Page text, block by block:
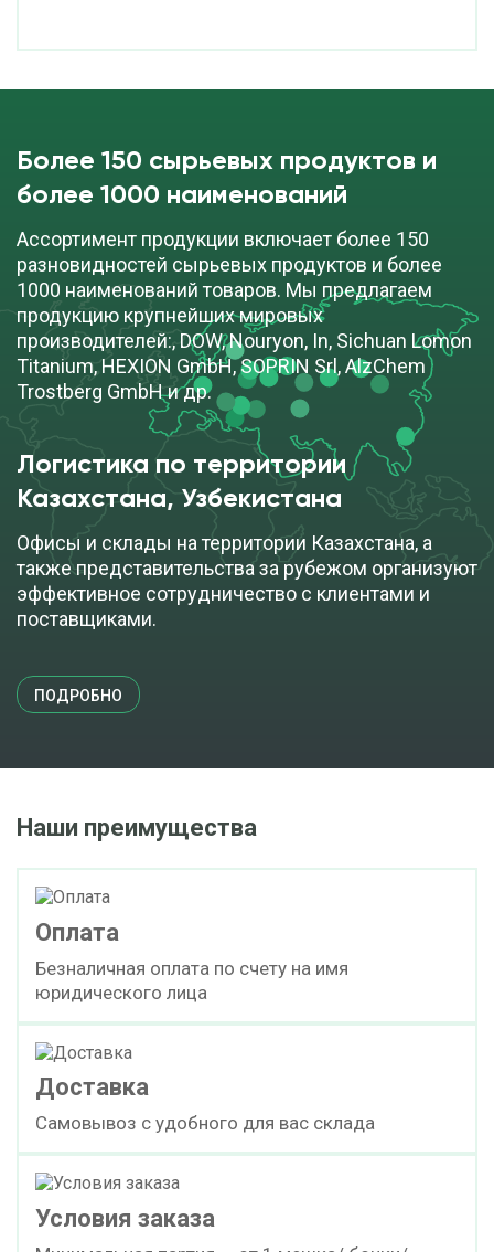
Более 150 сырьевых продуктов и
более 1000 наименований
Ассортимент продукции включает более 150
разновидностей сырьевых продуктов и более
1000 наименований товаров. Мы предлагаем
продукцию крупнейших мировых
производителей:, DOW, Nouryon, In, Sichuan Lomon
Titanium, HEXION GmbH, SOPRIN Srl, AlzChem
Trostberg GmbH и др.
Логистика по территории
Казахстана, Узбекистана
Офисы и склады на территории Казахстана, а
также представительства за рубежом организуют
эффективное сотрудничество с клиентами и
поставщиками.
ПОДРОБНО
Наши преимущества
Оплата
Безналичная оплата по счету на имя
юридического лица
Доставка
Самовывоз с удобного для вас склада
Условия заказа